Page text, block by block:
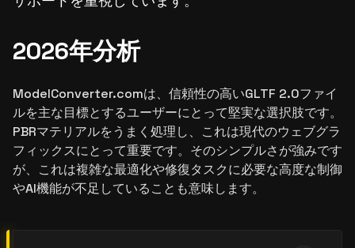
2026年分析
ModelConverter.comは、信頼性の高いGLTF 2.0ファイ
ルを主な目標とするユーザーにとって堅実な選択肢です。
PBRマテリアルをうまく処理し、これは現代のウェブグラ
フィックスにとって重要です。そのシンプルさが強みです
が、これは複雑な最適化や修復タスクに必要な高度な制御
やAI機能が不足していることも意味します。